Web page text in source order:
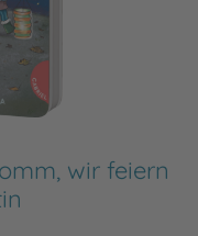
wir feiern